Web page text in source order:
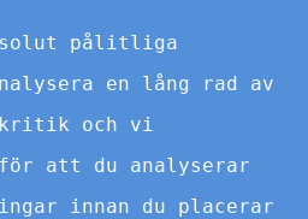
pålitliga
en lång rad av
kritik och vi
att du analyserar
innan du placerar